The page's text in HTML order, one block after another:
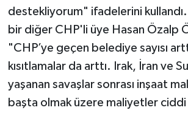
destekliyorum" ifadelerini
bir diğer CHP'li üye Hasan Özalp
"CHP’ye geçen belediye sayısı
kısıtlamalar da arttı. Irak, İran ve
yaşanan savaşlar sonrası inşaat
başta olmak üzere maliyetler